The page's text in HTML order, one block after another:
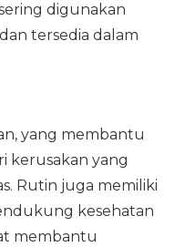
digunakan
tersedia dalam
yang membantu
kerusakan yang
Rutin juga memiliki
kesehatan
membantu